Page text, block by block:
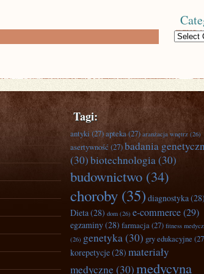
Categories
Tagi:
antyki(27)apteka(27) aranżacja wnętrz (26)
asertywność (27)badania
(30)biotechnologia(30)
budownictwo (34)
choroby (35) diagnostyka
Dieta(28) dom (26) e-commerce(29)
egzaminy(28) farmacja(27) fitness
(26) genetyka(30) gry edukacyjne
korepetycje(28) materiały
medyczne (30)medycyna